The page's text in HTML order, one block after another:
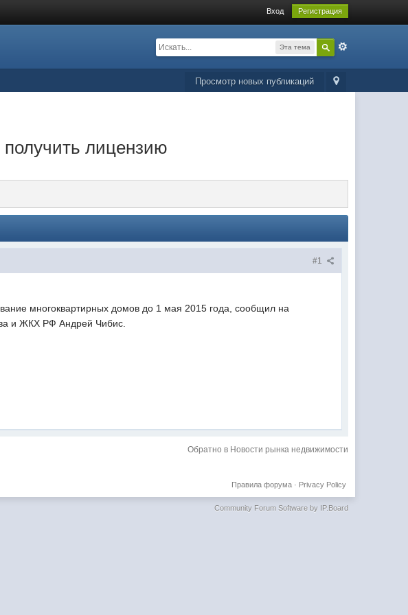
Вход Регистрация
Эта тема
Просмотр новых публикаций
лицензию
#1
многоквартирных домов до 1 мая 2015 года, сообщил на
и ЖКХ РФ Андрей Чибис.
Обратно в Новости рынка недвижимости
Privacy Policy
Правила форума·
Community Forum Software by IP.Board